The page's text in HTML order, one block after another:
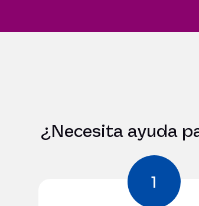
¿Necesita ayuda
1